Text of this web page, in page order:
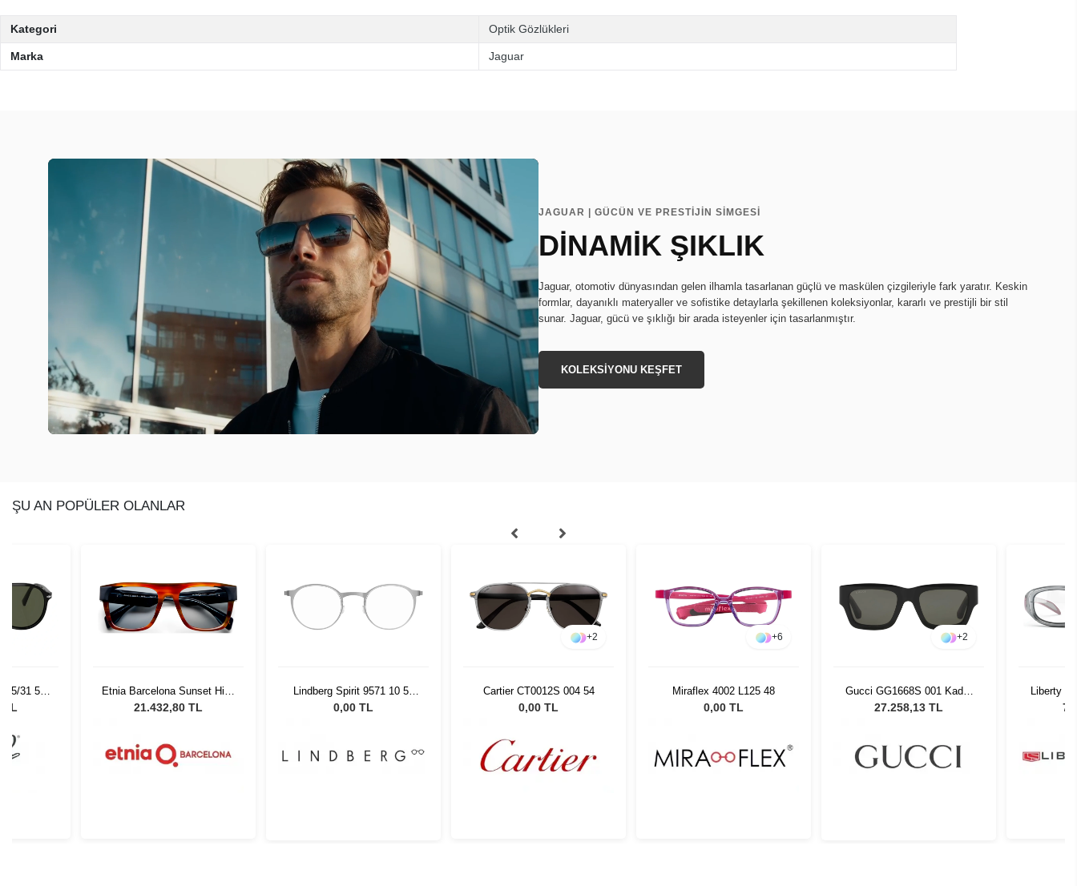
Kategori Optik Gözlükleri
Marka Jaguar
JAGUAR | GÜCÜN VE PRESTİJİN SİMGESİ
DİNAMİK ŞIKLIK
Jaguar, otomotiv dünyasından gelen ilhamla tasarlanan güçlü ve maskülen çizgileriyle fark yaratır. Keskin
formlar, dayanıklı materyaller ve sofistike detaylarla şekillenen koleksiyonlar, kararlı ve prestijli bir stil
sunar. Jaguar, gücü ve şıklığı bir arada isteyenler için tasarlanmıştır.
KOLEKSİYONU KEŞFET
ŞU AN POPÜLER OLANLAR
95/31 55
TL
Etnia Barcelona Sunset Hills
HVBL 54
21.432,80 TL
Lindberg Spirit 9571 10 50
135
0,00 TL
+2
Cartier CT0012S 004 54
0,00 TL
+6
Miraflex 4002 L125 48
0,00 TL
+2
Gucci GG1668S 001 Kadın
Güneş Gözlüğü
27.258,13 TL
Liberty